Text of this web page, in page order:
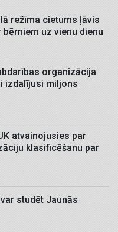
režīma cietums ļāvis
uz vienu dienu
organizācija
izdalījusi miljons
atvainojusies par
klasificēšanu par
studēt Jaunās